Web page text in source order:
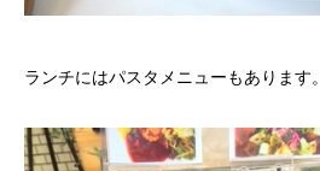
ランチにはパスタメニューもあります。